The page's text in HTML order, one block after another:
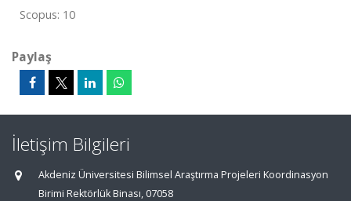
Scopus: 10
Paylaş
İletişim Bilgileri
Akdeniz Üniversitesi Bilimsel Araştırma Projeleri Koordinasyon
Birimi Rektörlük Binası, 07058